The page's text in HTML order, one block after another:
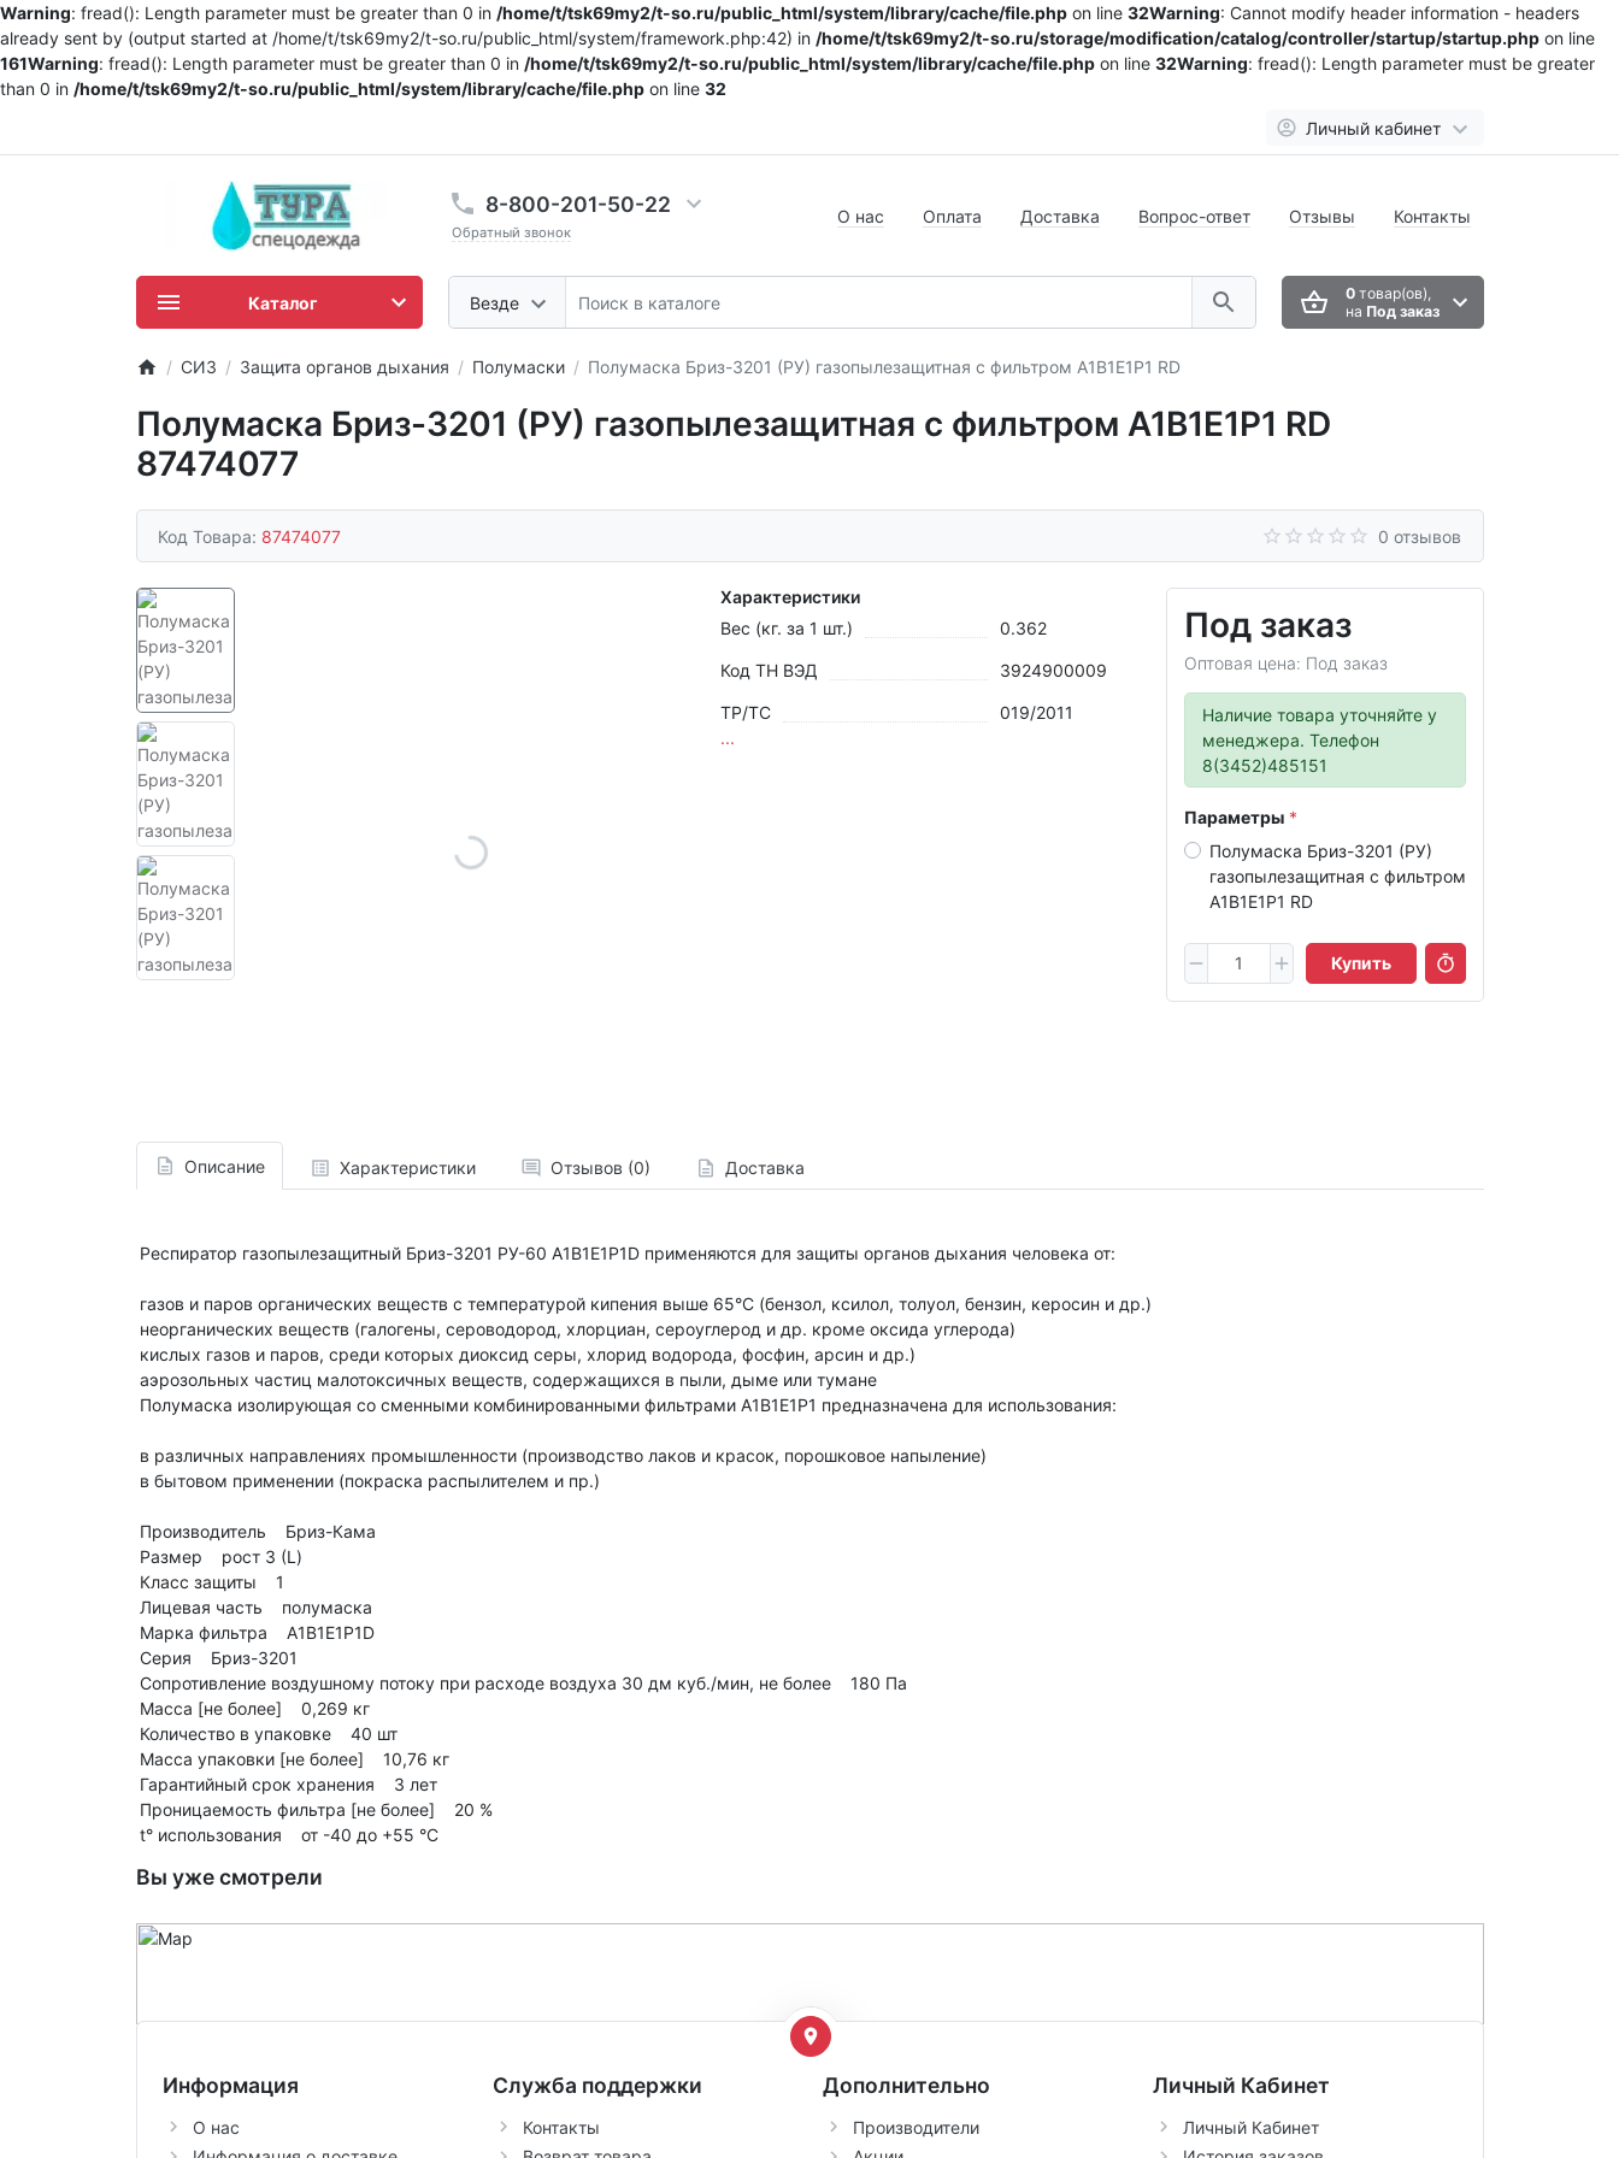
Warning: fread(): Length parameter must be greater than 0 in /home/t/tsk69my2/t-so.ru/public_html/system/library/cache/file.php on line 32Warning: Cannot modify header information - headers
already sent by (output started at /home/t/tsk69my2/t-so.ru/public_html/system/framework.php:42) in /home/t/tsk69my2/t-so.ru/storage/modification/catalog/controller/startup/startup.php on line
161Warning: fread(): Length parameter must be greater than 0 in /home/t/tsk69my2/t-so.ru/public_html/system/library/cache/file.php on line 32Warning: fread(): Length parameter must be greater
than 0 in /home/t/tsk69my2/t-so.ru/public_html/system/library/cache/file.php on line 32
Личный кабинет
8-800-201-50-22
Обратный звонок
Везде
О нас Оплата Доставка Вопрос-ответ Отзывы Контакты
0товар(ов),
на Под заказ
Каталог
СИЗ Защита органов дыхания Полумаски Полумаска Бриз-3201 (РУ) газопылезащитная с фильтром А1В1Е1Р1 RD
Полумаска Бриз-3201 (РУ) газопылезащитная с фильтром А1В1Е1Р1 RD
87474077
Код Товара: 87474077 0 отзывов
Под заказ
Оптовая цена: Под заказ
Наличие товара уточняйте у
менеджера. Телефон
8(3452)485151
Параметры
Полумаска Бриз-3201 (РУ)
газопылезащитная с фильтром
А1В1Е1Р1 RD
Купить
Характеристики
Вес (кг. за 1 шт.)
0.362
Код ТН ВЭД 3924900009
ТР/ТС
019/2011
...
Описание Характеристики Отзывов (0) Доставка
Респиратор газопылезащитный Бриз-3201 РУ-60 A1B1E1P1D применяются для защиты органов дыхания человека от:
газов и паров органических веществ с температурой кипения выше 65°С (бензол, ксилол, толуол, бензин, керосин и др.)
неорганических веществ (галогены, сероводород, хлорциан, сероуглерод и др. кроме оксида углерода)
кислых газов и паров, среди которых диоксид серы, хлорид водорода, фосфин, арсин и др.)
аэрозольных частиц малотоксичных веществ, содержащихся в пыли, дыме или тумане
Полумаска изолирующая со сменными комбинированными фильтрами A1B1E1P1 предназначена для использования:
в различных направлениях промышленности (производство лаков и красок, порошковое напыление)
в бытовом применении (покраска распылителем и пр.)
Производитель Бриз-Кама
Размер рост 3 (L)
Класс защиты 1
Лицевая часть полумаска
Марка фильтра A1B1E1P1D
Серия Бриз-3201
Сопротивление воздушному потоку при расходе воздуха 30 дм куб./мин, не более 180 Па
Масса [не более] 0,269 кг
Количество в упаковке 40 шт
Масса упаковки [не более] 10,76 кг
Гарантийный срок хранения 3 лет
Проницаемость фильтра [не более] 20 %
t° использования от -40 до +55 °C
Вы уже смотрели
Информация
О нас
Служба поддержки
Контакты
Дополнительно
Производители
Личный Кабинет
Личный Кабинет